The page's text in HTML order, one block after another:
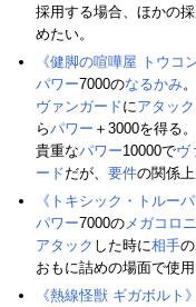
採用する場合、ほかの
めたい。
《健脚の喧嘩屋 トウコン
パワー7000のなるかみ。
ヴァンガードにアタック
らパワー ＋3000を得る。
貴重なパワー10000でヴ
ードだが、 要件の関係
《トキシック・トルーパ
パワー7000の メガコロ
アタック した時に相手の
おもに詰めの場面で使
《熱線怪獣 ギガボルト》